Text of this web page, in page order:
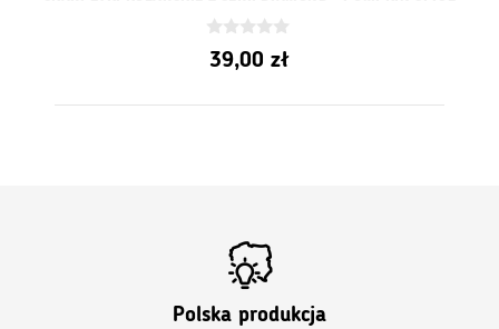
0
z39,00 zł
Polska produkcja